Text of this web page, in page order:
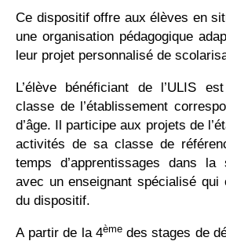
Ce dispositif offre aux élèves en
une organisation pédagogique
leur projet personnalisé de
L’élève bénéficiant de l’ULIS
classe de l’établissement
d’âge. Il participe aux projets de
activités de sa classe de
temps d’apprentissages dans
avec un enseignant spécialisé qui
du dispositif.
A partir de la 4ème des stages de